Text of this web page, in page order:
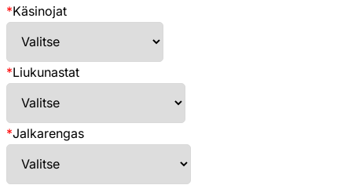
*Käsinojat
*Liukunastat
*Jalkarengas